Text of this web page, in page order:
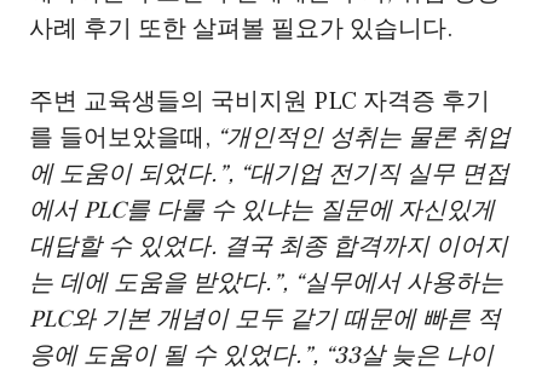
사례 후기 또한 살펴볼 필요가 있습니다.
주변 교육생들의 국비지원 PLC 자격증 후기
를 들어보았을때, “개인적인 성취는 물론 취업
에 도움이 되었다.”, “대기업 전기직 실무 면접
에서 PLC를 다룰 수 있냐는 질문에 자신있게
대답할 수 있었다. 결국 최종 합격까지 이어지
는 데에 도움을 받았다.”, “실무에서 사용하는
PLC와 기본 개념이 모두 같기 때문에 빠른 적
응에 도움이 될 수 있었다.”, “33살 늦은 나이